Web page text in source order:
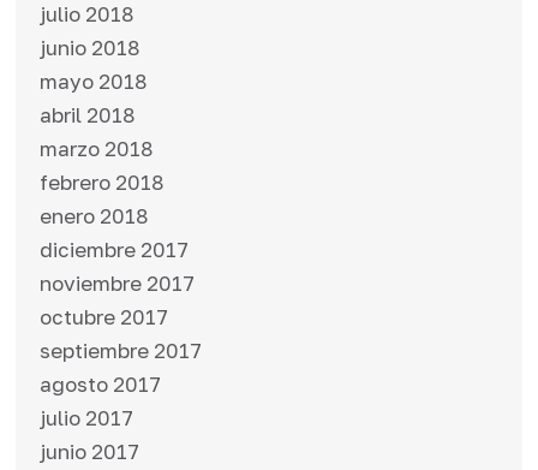
julio 2018
junio 2018
mayo 2018
abril 2018
marzo 2018
febrero 2018
enero 2018
diciembre 2017
noviembre 2017
octubre 2017
septiembre 2017
agosto 2017
julio 2017
junio 2017